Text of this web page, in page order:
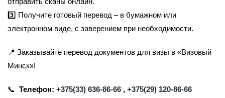
3️⃣ Получите готовый перевод – в бумажном или
электронном виде, с заверением при необходимости.
📍 Заказывайте перевод документов для визы в «Визовый
Минск»!
📞 Телефон: +375(33) 636-86-66 , +375(29) 120-86-66